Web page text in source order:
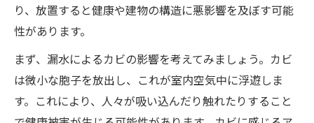
り、放置すると健康や建物の構造に悪影響を及ぼす可能
性があります。
まず、漏水によるカビの影響を考えてみましょう。カビ
は微小な胞子を放出し、これが室内空気中に浮遊しま
す。これにより、人々が吸い込んだり触れたりすること